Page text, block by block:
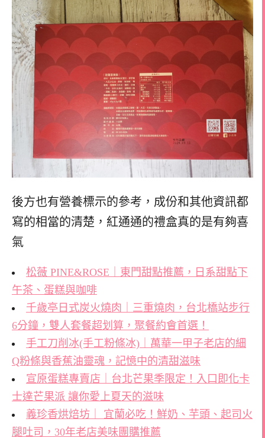
後方也有營養標示的參考， 成份和其他資訊都
寫的相當的清楚， 紅通通的禮盒真的是有夠喜
氣
松薇 PINE&ROSE｜東門甜點推薦，日系甜點下
午茶、蛋糕與咖啡
千歲亭日式炭火燒肉｜三重燒肉，台北橋站步行
6分鐘，雙人套餐超划算，聚餐約會首選！
手工刀削冰(手工粉條冰)｜萬華一甲子老店的細
Q粉條與香蕉油靈魂，記憶中的清甜滋味
宣原蛋糕專賣店｜台北芒果季限定！入口即化卡
士達芒果派 讓你愛上夏天的滋味
義珍香烘焙坊｜ 宜蘭必吃！鮮奶、芋頭、起司火
腿吐司，30年老店美味團購推薦